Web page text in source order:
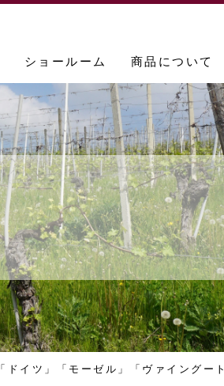
ショールーム 商品について
「ドイツ」「モーゼル」「ヴァイング